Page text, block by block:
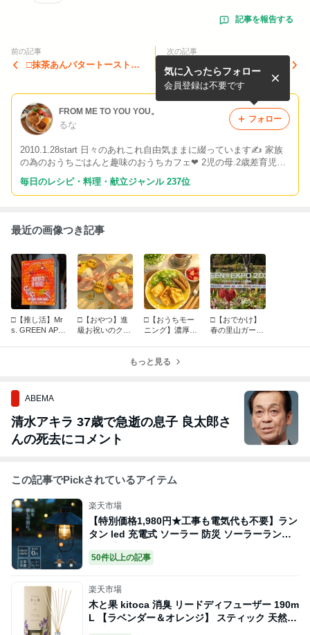
記事を報告する
前の記事
□抹茶あんバタートースト
次の記事
□【駅舎カフェ】クリームメ
ロンソーダ✩︎⡱
FROM ME TO YOU YOU。
るな
2010.1.28start 日々のあれこれ自由気ままに綴っています✍️ 家族
の為のおうちごはんと趣味のおうちカフェ❤︎ 2児の母.2歳差育児奮
闘中〜✊ 料理記録/幼児食/離乳食/おうちカフェ/カフェ巡り☕️/おで
かけ/姉妹ママ
気に入ったらフォロー
会員登録は不要です
フォロー
毎日のレシピ・料理・献立ジャンル 237位
最近の画像つき記事
□【推し活】Mr
s. GREEN APP
□【おやつ】進
級お祝いのクレ
□【おうちモー
ニング】濃厚フ
□【おでかけ】
春の里山ガーデ
もっと見る
ABEMA
清水アキラ 37歳で急逝の息子 良太郎さ
んの死去にコメント
この記事でPickされているアイテム
楽天市場
【特別価格1,980円★工事も電気代も不要】ラン
タン led 充電式 ソーラー 防災 ソーラーランタ
防水 キャンプ おしゃれ ランタン LEDライト ア
ニング ギフト cls
50件以上の記事
楽天市場
木と果 kitoca 消臭 リードディフューザー 190m
L 【ラベンダー＆オレンジ】 スティック 天然